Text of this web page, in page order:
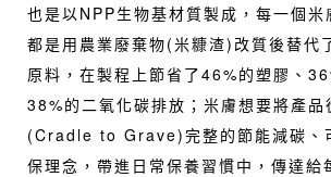
也是以NPP生物基材質製成，每一個米
都是用農業廢棄物(米糠渣)改質後替代
原料，在製程上節省了46%的塑膠、
38%的二氧化碳排放；米膚想要將產品
(Cradle to Grave)完整的節能減碳、
保理念，帶進日常保養習慣中，傳達給